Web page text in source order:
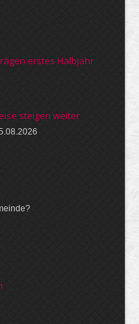
erstes Halbjahr
steigen weiter